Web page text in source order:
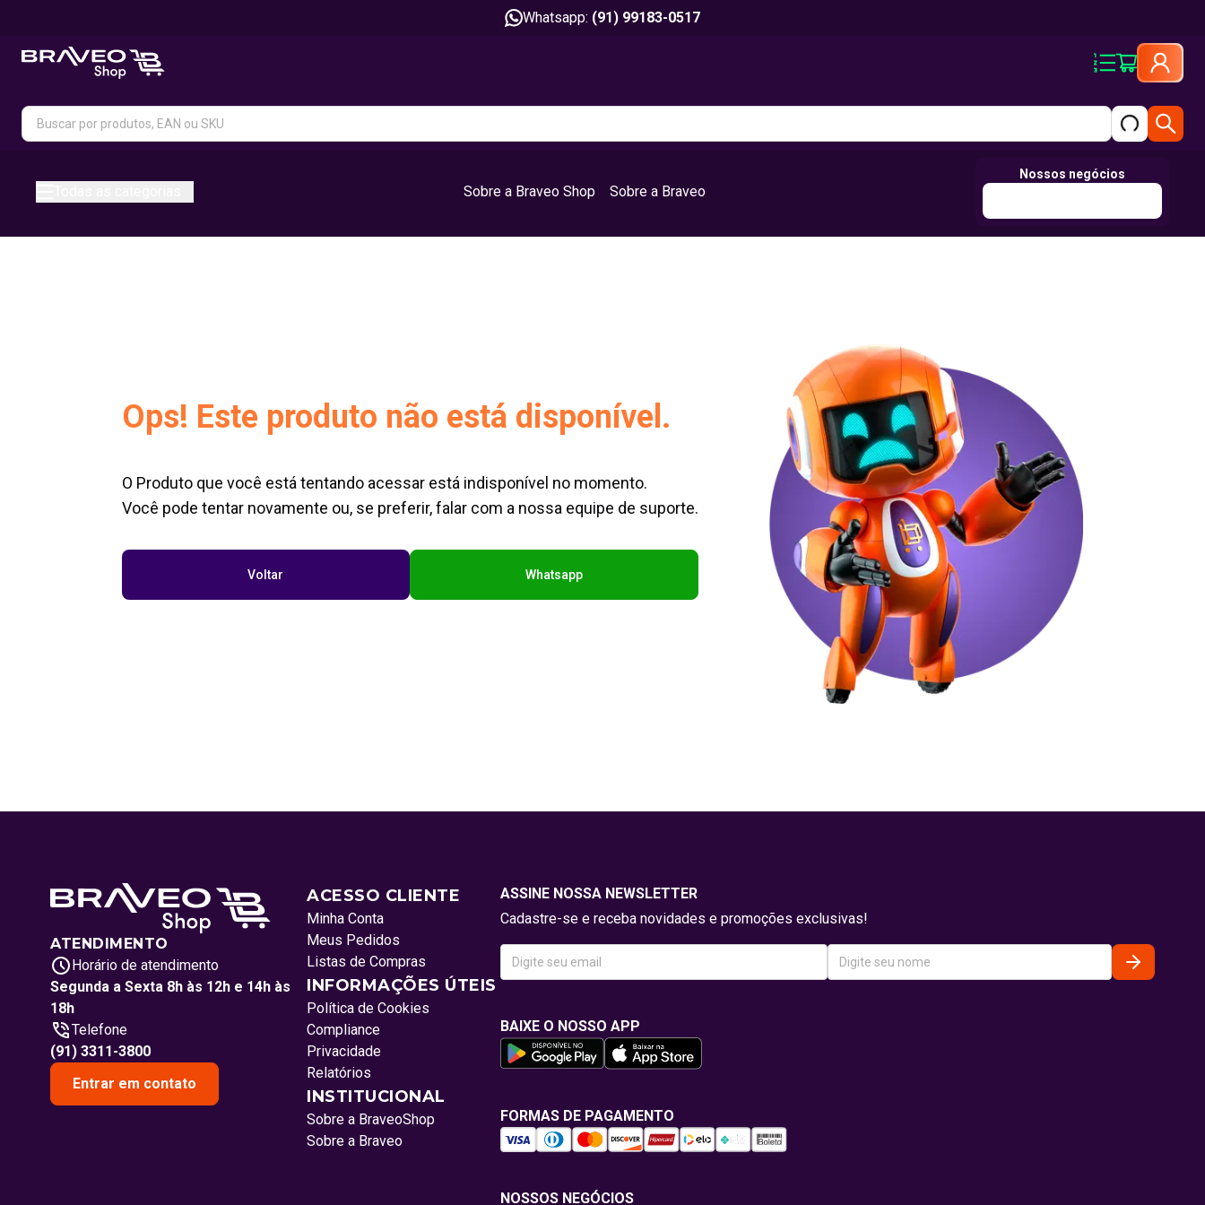
Whatsapp: (91) 99183-0517
Sobre a Braveo Shop Sobre a Braveo
Nossos negócios
Ops! Este produto não está disponível.
O Produto que você está tentando acessar está indisponível no momento.
Você pode tentar novamente ou, se preferir, falar com a nossa equipe de suporte.
Voltar Whatsapp
ATENDIMENTO
Horário de atendimento
Segunda a Sexta 8h às 12h e 14h às
18h
Telefone
(91) 3311-3800
Entrar em contato
ACESSO CLIENTE
Minha Conta
Meus Pedidos
Listas de Compras
INFORMAÇÕES ÚTEIS
Política de Cookies
Compliance
Privacidade
Relatórios
INSTITUCIONAL
Sobre a BraveoShop
Sobre a Braveo
ASSINE NOSSA NEWSLETTER
Cadastre-se e receba novidades e promoções exclusivas!
BAIXE O NOSSO APP
FORMAS DE PAGAMENTO
NOSSOS NEGÓCIOS